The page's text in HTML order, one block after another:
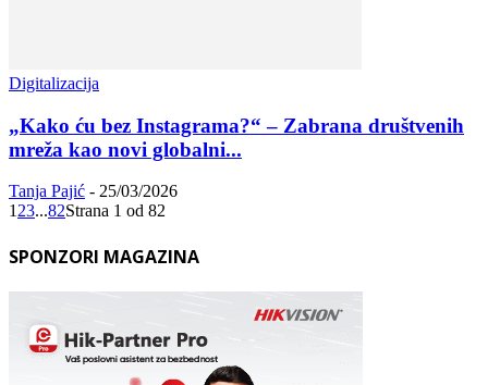
Digitalizacija
„Kako ću bez Instagrama?“ – Zabrana društvenih
mreža kao novi globalni...
Tanja Pajić - 25/03/2026
1 23...82Strana 1 od 82
SPONZORI MAGAZINA